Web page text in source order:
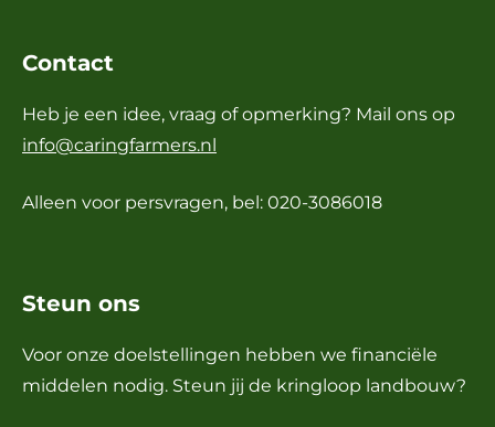
Contact
Heb je een idee, vraag of opmerking? Mail ons op
info@caringfarmers.nl
Alleen voor persvragen, bel: 020-3086018
Steun ons
Voor onze doelstellingen hebben we financiële
middelen nodig. Steun jij de kringloop landbouw?